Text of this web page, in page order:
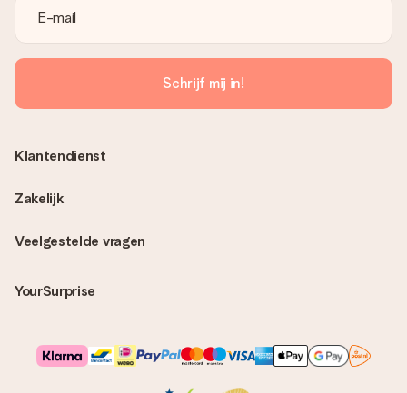
Schrijf mij in!
Veelgestelde vragen
YourSurprise
Klantendienst
Zakelijk